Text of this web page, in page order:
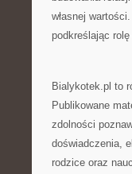
własnej
podkreślając
Bialykotek.pl to
Publikowane
zdolności
doświadczenia,
rodzice oraz